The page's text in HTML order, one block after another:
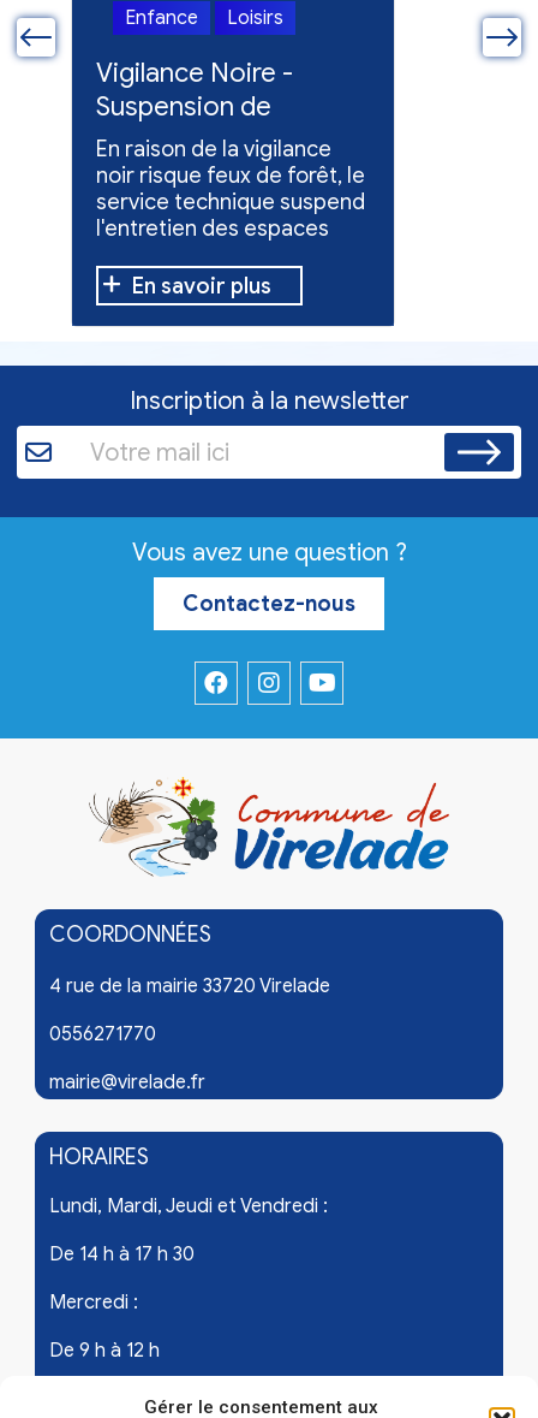
Gérer le consentement aux
Enfance Loisirs
Vigilance Noire -
Suspension de
l'entretien des
espaces verts
En raison de la vigilance
noir risque feux de forêt, le
service technique suspend
l'entretien des espaces
En savoir plus
Feux
Inscription à la newsletter
Vous avez une question ?
Contactez-nous
COORDONNÉES
4 rue de la mairie 33720 Virelade
0556271770
mairie@virelade.fr
HORAIRES
Lundi, Mardi, Jeudi et Vendredi :
De 14 h à 17 h 30
Mercredi :
De 9 h à 12 h
Samedi - les 1er et 3ème de chaque mois :